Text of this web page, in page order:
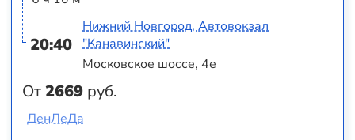
20:40
От2669 руб.
Нижний Новгород, Автовокзал
"Канавинский"
Московское шоссе, 4е
ДенЛеДа